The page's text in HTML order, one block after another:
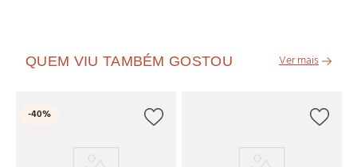
QUEM VIU TAMBÉM GOSTOU
-40%